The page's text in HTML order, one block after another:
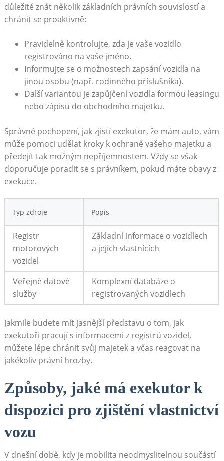
důležité znát ‌několik základních právních souvislostí a
chránit se proaktivně:
Pravidelně kontrolujte, zda ‍je vaše ‌vozidlo
registrováno na vaše​ jméno.
Informujte se ⁤o možnostech zapsání vozidla na
jinou osobu (např. rodinného příslušníka).
Další variantou je zapůjčení ‍vozidla​ formou leasingu
nebo zápisu do obchodního majetku.
Správné pochopení, jak zjistí⁢ exekutor, že​ mám auto, vám
může pomoci‍ udělat​ kroky k ochraně vašeho majetku a
předejít tak možným nepříjemnostem. Vždy ⁢se ⁢však
doporučuje poradit se ⁢s právníkem, pokud máte obavy z
exekuce.
Typ zdroje Popis
Registr
motorových
vozidel
Základní informace⁤ o vozidlech
a jejich⁤ vlastnících
Veřejné datové
služby
Komplexní databáze o
registrovaných vozidlech
Jakmile budete‍ mít jasnější představu o ‌tom, jak​
exekutoři ⁢pracují s informacemi z registrů vozidel,
⁣můžete lépe chránit svůj majetek‍ a​ včas reagovat⁤ na
jakékoliv právní hrozby.
Způsoby, jaké má exekutor k
‌dispozici pro zjištění vlastnictví
vozu
V dnešní době, ‍kdy je mobilita neodmyslitelnou součástí